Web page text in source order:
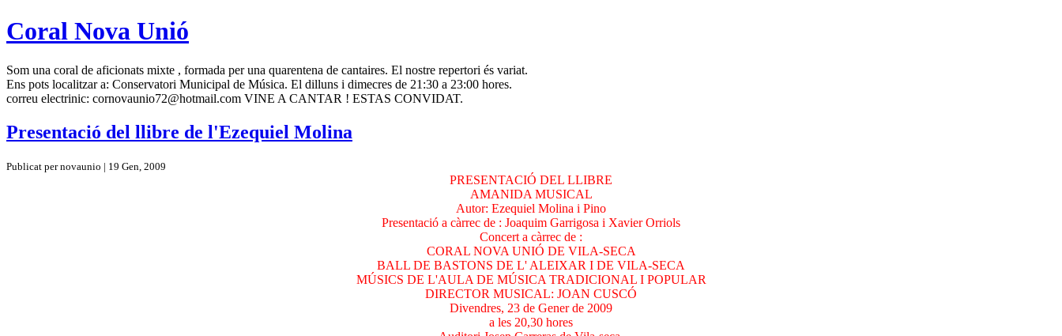
Coral Nova Unió
Som una coral de aficionats mixte , formada per una quarentena de cantaires. El nostre repertori és variat.
Ens pots localitzar a: Conservatori Municipal de Música. El dilluns i dimecres de 21:30 a 23:00 hores.
correu electrinic: cornovaunio72@hotmail.com VINE A CANTAR ! ESTAS CONVIDAT.
Presentació del llibre de l'Ezequiel Molina
Publicat per novaunio | 19 Gen, 2009
PRESENTACIÓ DEL LLIBRE
AMANIDA MUSICAL
Autor: Ezequiel Molina i Pino
Presentació a càrrec de : Joaquim Garrigosa i Xavier Orriols
Concert a càrrec de :
CORAL NOVA UNIÓ DE VILA-SECA
BALL DE BASTONS DE L' ALEIXAR I DE VILA-SECA
MÚSICS DE L'AULA DE MÚSICA TRADICIONAL I POPULAR
DIRECTOR MUSICAL: JOAN CUSCÓ
Divendres, 23 de Gener de 2009
a les 20,30 hores